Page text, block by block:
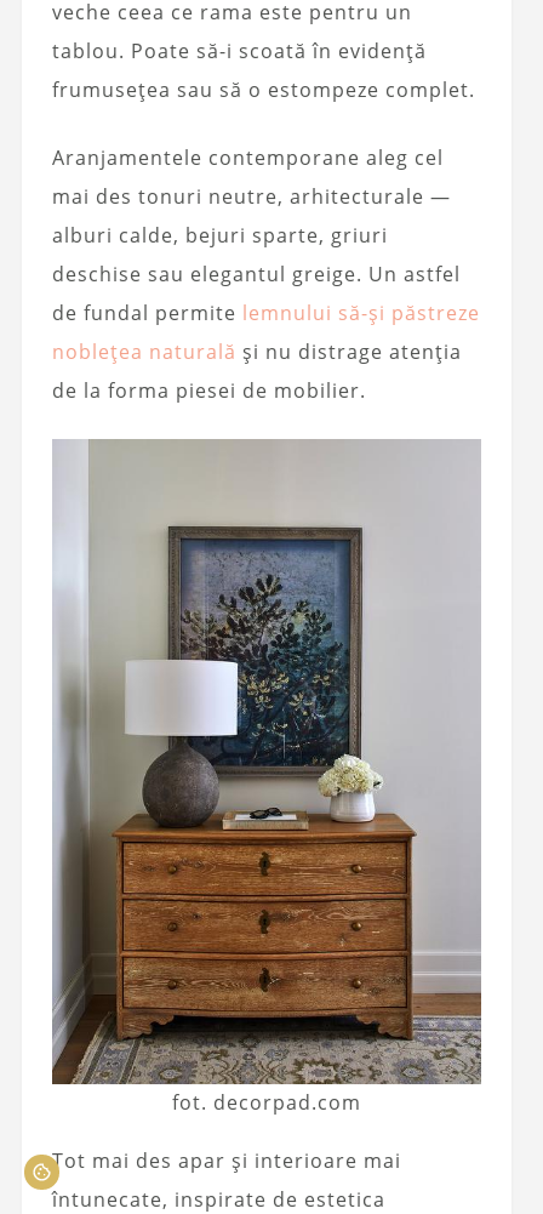
veche ceea ce rama este pentru un
tablou. Poate să-i scoată în evidență
frumusețea sau să o estompeze complet.
Aranjamentele contemporane aleg cel
mai des tonuri neutre, arhitecturale —
alburi calde, bejuri sparte, griuri
deschise sau elegantul greige. Un astfel
de fundal permite lemnului să-și păstreze
noblețea naturală și nu distrage atenția
de la forma piesei de mobilier.
fot. decorpad.com
Tot mai des apar și interioare mai
întunecate, inspirate de estetica